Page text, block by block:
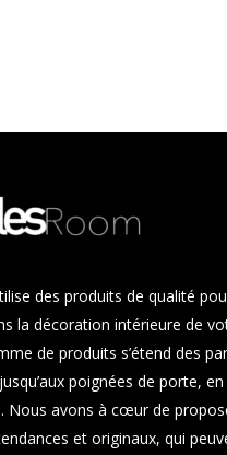
des produits de qualité
la décoration intérieure de
de produits s’étend des
poignées de porte,
Nous avons à cœur de
et originaux, qui